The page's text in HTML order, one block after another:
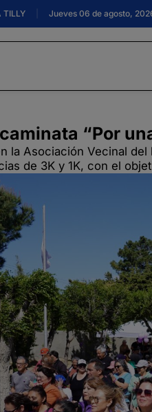
TILLY Jueves 06 de agosto,
“Por
la Asociación Vecinal
de 3K y 1K, con el